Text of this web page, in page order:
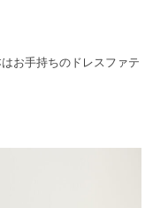
お手持ちのドレスファテ